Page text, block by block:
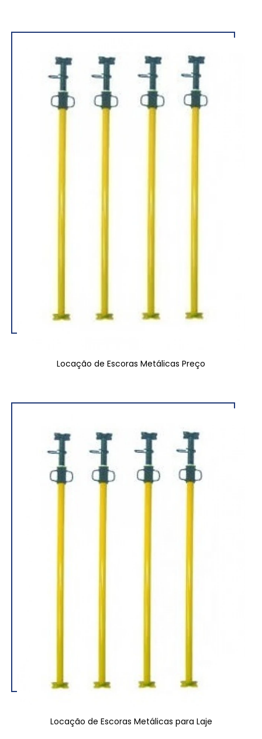
Locação de Escoras Metálicas Preço
Locação de Escoras Metálicas para Laje